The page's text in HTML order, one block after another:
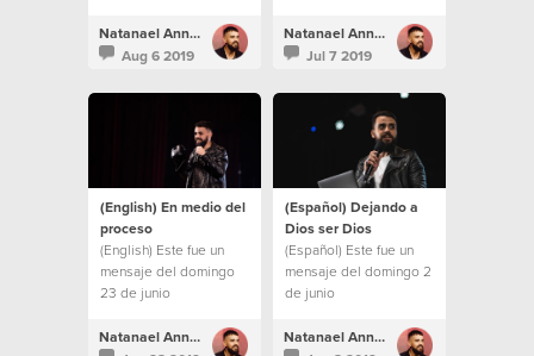
Natanael Annacondia
Aug 6 2019
Natanael Annacondia
Jul 7 2019
(English) En medio del
proceso
(English) Este fue un
mensaje del domingo
23 de junio
Natanael Annacondia
(Español) Dejando a
Dios ser Dios
(Español) Este fue un
mensaje del domingo 2
de junio
Natanael Annacondia